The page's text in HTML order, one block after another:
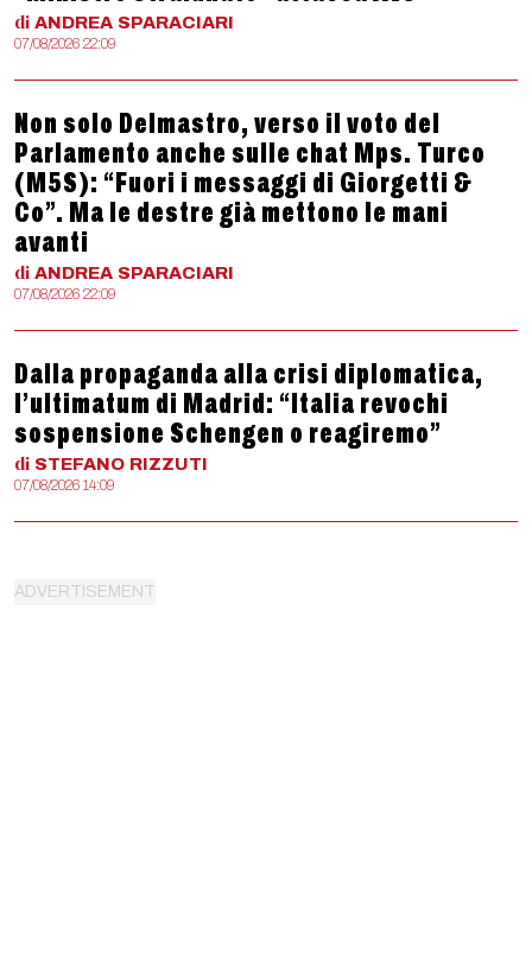
di ANDREA SPARACIARI
07/08/2026 22:09
Non solo Delmastro, verso il voto del
Parlamento anche sulle chat Mps. Turco
(M5S): “Fuori i messaggi di Giorgetti &
Co”. Ma le destre già mettono le mani
avanti
di ANDREA SPARACIARI
07/08/2026 22:09
Dalla propaganda alla crisi diplomatica,
l’ultimatum di Madrid: “Italia revochi
sospensione Schengen o reagiremo”
di STEFANO RIZZUTI
07/08/2026 14:09